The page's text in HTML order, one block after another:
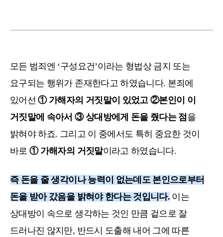
모든 범죄엔 ‘구성요건’이라는 형법상 금지 또는
요구되는 행위가 존재한다고 하였습니다. 본죄에
있어선① 가해자의 거짓말이 있었고 ②본인이 이
거짓말에 속아서 ③ 상대방에게 돈을 줬다는 점 을
밝혀야 하죠. 그리고 이 중에서도 특히 중요한 것이
바로① 가해자의 거짓말이라고 하였습니다.
즉 돈을 줄 생각이나 능력이 없는데도 본인으로부터
돈을 받아 갔음을 밝혀야 한다는 것입니다. 이는
상대방이 속으로 생각하는 것인 만큼 겉으로 잘
드러나진 않지만, 반드시 도출해 내어 그에 따른